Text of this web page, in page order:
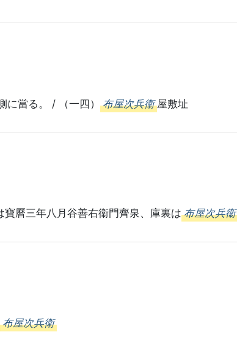
に當る。 / （一四）布屋次兵衞 屋敷址
曆三年八月谷善右衞門齊泉、庫裏は 布屋次兵衞
布屋次兵衛